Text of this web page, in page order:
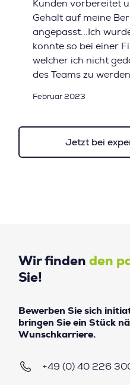
Kunden vorbereitet
Gehalt auf meine
angepasst...Ich
konnte so bei einer
welcher ich nicht
des Teams zu
Februar 2023
Jetzt bei
Wir finden den
Sie!
Bewerben Sie sich
bringen Sie ein Stück
Wunschkarriere.
+49 (0) 40 226